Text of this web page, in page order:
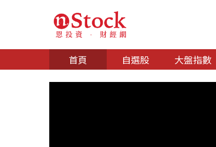
首頁 自選股 大盤指數